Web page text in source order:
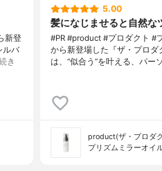
新登
ルバ
き
5.00
髪になじませると自然な
#PR #product #プロダクト #
から新登場した『ザ・プロダ
は、“似合う”を叶える、パー
product(ザ・プロダ
プリズムミラーオイ